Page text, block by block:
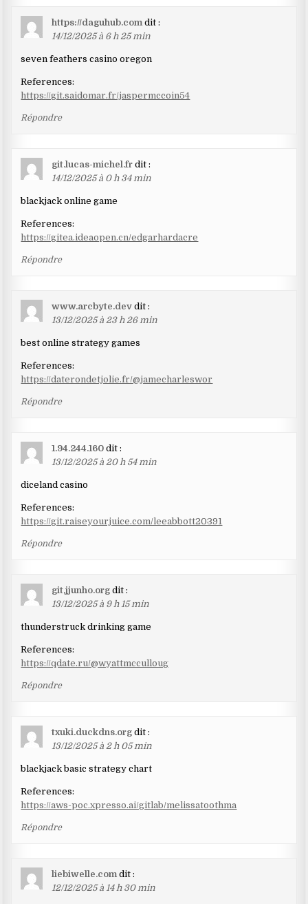
https://daguhub.com dit :
14/12/2025 à 6 h 25 min
seven feathers casino oregon
References:
https://git.saidomar.fr/jaspermccoin54
Répondre
git.lucas-michel.fr dit :
14/12/2025 à 0 h 34 min
blackjack online game
References:
https://gitea.ideaopen.cn/edgarhardacre
Répondre
www.arcbyte.dev dit :
13/12/2025 à 23 h 26 min
best online strategy games
References:
https://daterondetjolie.fr/@jamecharleswor
Répondre
1.94.244.160 dit :
13/12/2025 à 20 h 54 min
diceland casino
References:
https://git.raiseyourjuice.com/leeabbott20391
Répondre
git.jjunho.org dit :
13/12/2025 à 9 h 15 min
thunderstruck drinking game
References:
https://qdate.ru/@wyattmcculloug
Répondre
txuki.duckdns.org dit :
13/12/2025 à 2 h 05 min
blackjack basic strategy chart
References:
https://aws-poc.xpresso.ai/gitlab/melissatoothma
Répondre
liebiwelle.com dit :
12/12/2025 à 14 h 30 min